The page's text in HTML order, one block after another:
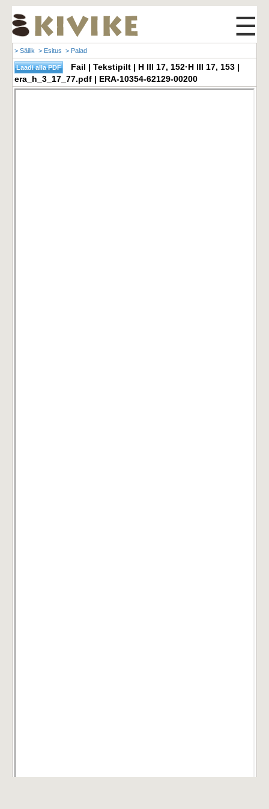
☰
> Säilik > Esitus > Palad
Fail | Tekstipilt | H III 17, 152·H III 17, 153 |
era_h_3_17_77.pdf | ERA-10354-62129-00200